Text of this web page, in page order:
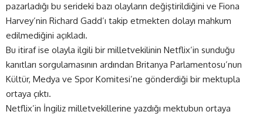
pazarladığı bu serideki bazı olayların değiştirildiğini ve Fiona
Harvey’nin Richard Gadd’ı takip etmekten dolayı mahkum
edilmediğini açıkladı.
Bu itiraf ise olayla ilgili bir milletvekilinin Netflix’in sunduğu
kanıtları sorgulamasının ardından Britanya Parlamentosu’nun
Kültür, Medya ve Spor Komitesi’ne gönderdiği bir mektupla
ortaya çıktı.
Netflix’in İngiliz milletvekillerine yazdığı mektubun ortaya